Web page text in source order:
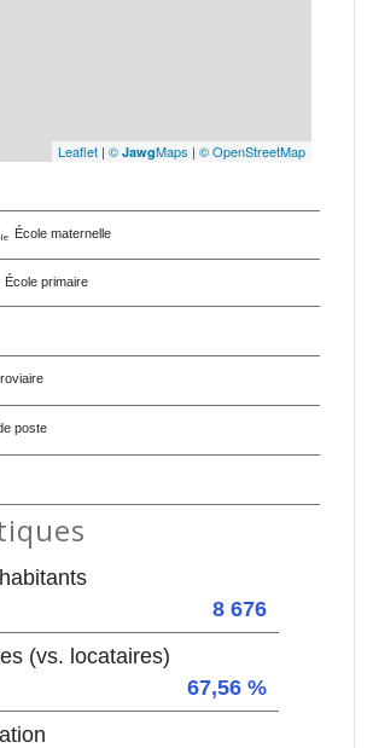
Leaflet | © JawgMaps | © OpenStreetMap
École maternelle
École primaire
poste
8 676
(vs. locataires)
67,56 %